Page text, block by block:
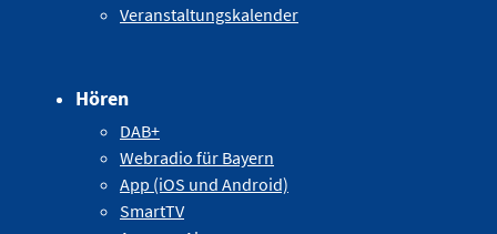
Veranstaltungskalender
Hören
DAB+
Webradio für Bayern
App (iOS und Android)
SmartTV